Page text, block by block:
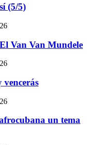
(5/5)
Van Van Mundele
un tema